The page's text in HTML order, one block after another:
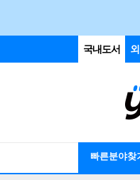
국내도서
빠른분야찾